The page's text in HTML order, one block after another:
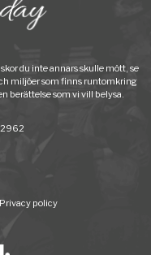
du inte annars skulle mött, se
miljöer som finns runtomkring
berättelse som vi vill belysa.
Privacy policy